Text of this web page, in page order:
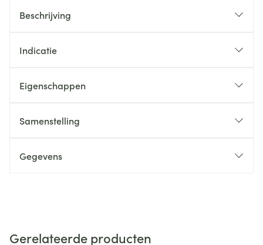
Beschrijving
Indicatie
Eigenschappen
Samenstelling
Gegevens
Gerelateerde producten